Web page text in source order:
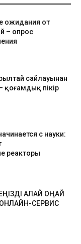
ожидания от
– опрос
сайлауынан
қоғамдық пікір
с науки:
реакторы
ҚАЛАЙ ОҢАЙ
СЕРВИС